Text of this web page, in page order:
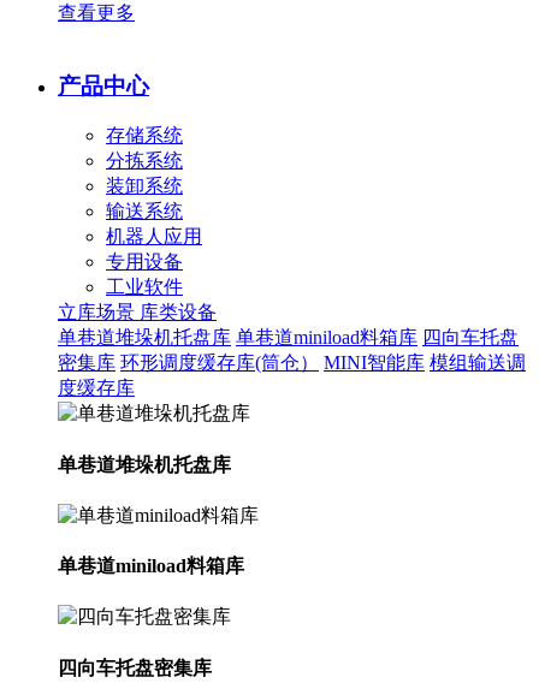
查看更多
产品中心
存储系统
分拣系统
装卸系统
输送系统
机器人应用
专用设备
工业软件
立库场景 库类设备
单巷道堆垛机托盘库 单巷道miniload料箱库 四向车托盘
密集库 环形调度缓存库(筒仓） MINI智能库 模组输送调
度缓存库
单巷道堆垛机托盘库
单巷道miniload料箱库
四向车托盘密集库